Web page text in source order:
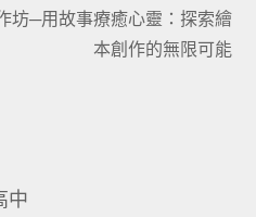
坊─用故事療癒心靈：探索繪
本創作的無限可能
中